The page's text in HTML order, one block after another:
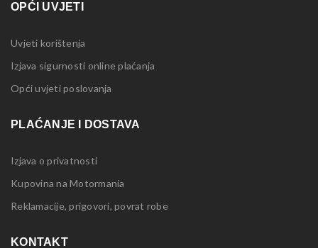
OPĆI UVJETI
Uvjeti korištenja
Izjava sigurnosti online plaćanja
Opći uvjeti poslovanja
PLAĆANJE I DOSTAVA
Izjava o privatnosti
Kupovina na Motormania
Reklamacije, prigovori, povrat robe
KONTAKT